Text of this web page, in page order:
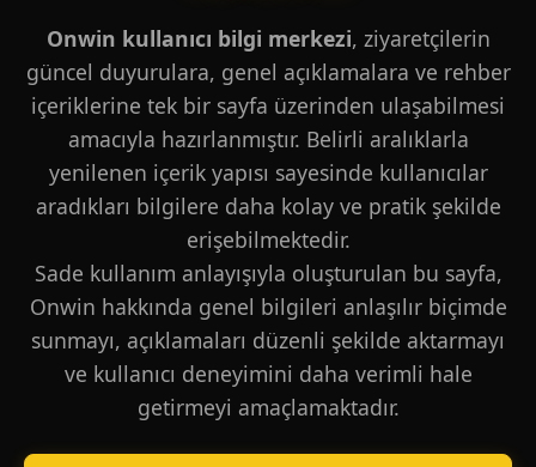
Onwin kullanıcı bilgi merkezi, ziyaretçilerin
güncel duyurulara, genel açıklamalara ve rehber
içeriklerine tek bir sayfa üzerinden ulaşabilmesi
amacıyla hazırlanmıştır. Belirli aralıklarla
yenilenen içerik yapısı sayesinde kullanıcılar
aradıkları bilgilere daha kolay ve pratik şekilde
erişebilmektedir.
Sade kullanım anlayışıyla oluşturulan bu sayfa,
Onwin hakkında genel bilgileri anlaşılır biçimde
sunmayı, açıklamaları düzenli şekilde aktarmayı
ve kullanıcı deneyimini daha verimli hale
getirmeyi amaçlamaktadır.